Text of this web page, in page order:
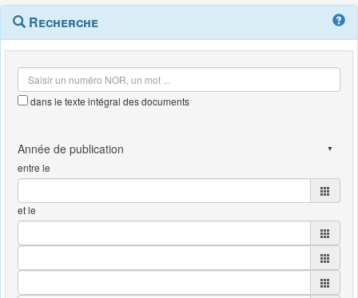
Navigation
outils
Menu
contextuel
Recherche
dans le texte intégral des documents
entre le
et le